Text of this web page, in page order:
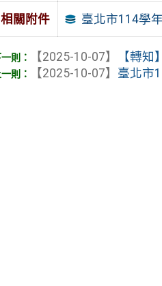
相關附件 臺北市114學
【2025-10-07】
【轉
【2025-10-07】 臺北市